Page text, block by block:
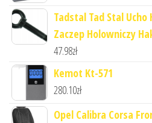
Tadstal Tad Stal
Zaczep Holowniczy
47.98zł
Kemot Kt-571
280.10zł
Opel Calibra Corsa